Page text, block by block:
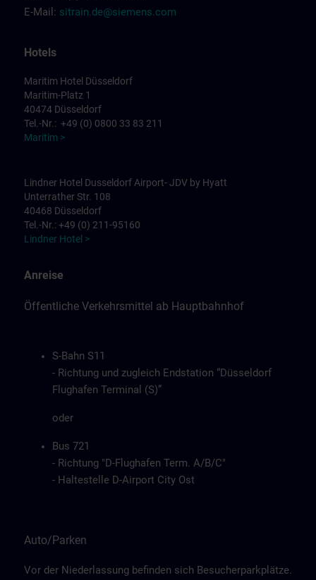
E-Mail: sitrain.de@siemens.com
Hotels
Maritim Hotel Düsseldorf
Maritim-Platz 1
40474 Düsseldorf
Tel.-Nr.: +49 (0) 0800 33 83 211
Maritim >
Lindner Hotel Dusseldorf Airport- JDV by Hyatt
Unterrather Str. 108
40468 Düsseldorf
Tel.-Nr.: +49 (0) 211-95160
Lindner Hotel >
Anreise
Öffentliche Verkehrsmittel ab Hauptbahnhof
S-Bahn S11
- Richtung und zugleich Endstation “Düsseldorf
Flughafen Terminal (S)”
oder
Bus 721
- Richtung "D-Flughafen Term. A/B/C"
- Haltestelle D-Airport City Ost
Auto/Parken
Vor der Niederlassung befinden sich Besucherparkplätze.